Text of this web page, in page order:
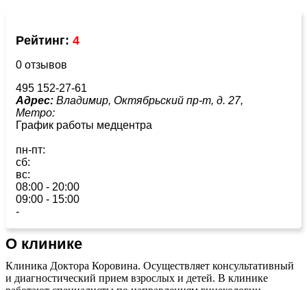
Рейтинг: 4
0 отзывов
495 152-27-61
Адрес: Владимир, Октябрьский пр-т, д. 27,
Метро:
График работы медцентра
пн-пт:
сб:
вс:
08:00 - 20:00
09:00 - 15:00
-
О клинике
Клиника Доктора Коровина. Осуществляет консультативный
и диагностический прием взрослых и детей. В клинике